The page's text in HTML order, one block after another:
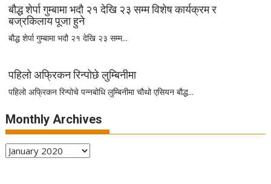
बौद्ध शेर्पा गुम्बामा भदौ २१ देखि २३ सम्म विशेष कार्यक्रम र
बज्रकिलाय पूजा हुने
बौद्ध शेर्पा गुम्बामा भदौ २१ देखि २३ सम्म...
पहिलो अफ्रिकन रिन्पोछे लुम्बिनीमा
पहिलो अफ्रिकन रिन्पोचे पन्नबोधि लुम्बिनीमा चौथो एसियन बौद्ध...
Monthly Archives
Monthly